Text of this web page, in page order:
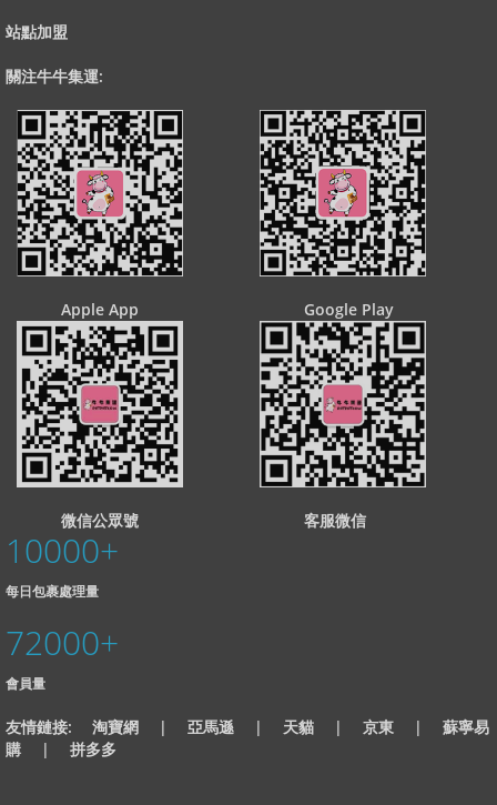
站點加盟
關注牛牛集運:
Apple App Google Play
微信公眾號 客服微信
10000+
每日包裹處理量
72000+
會員量
友情鏈接: 淘寶網 | 亞馬遜 | 天貓 | 京東 | 蘇寧易
購
| 拼多多